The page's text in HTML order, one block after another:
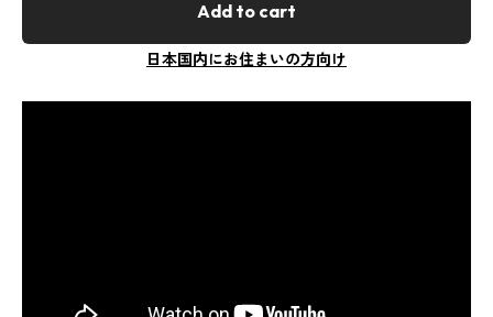
Add to cart
日本国内にお住まいの方向け